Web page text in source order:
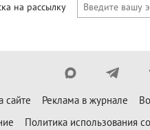
на рассылку
сайте Реклама в журнале
Политика использования